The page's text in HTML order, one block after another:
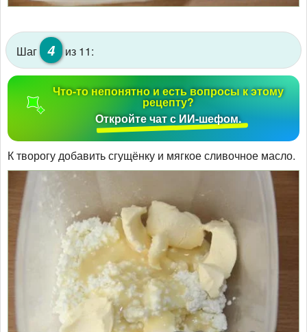
Шаг 4 из 11:
Что-то непонятно и есть вопросы к этому
рецепту?
Откройте чат с ИИ-шефом.
К творогу добавить сгущёнку и мягкое сливочное масло.